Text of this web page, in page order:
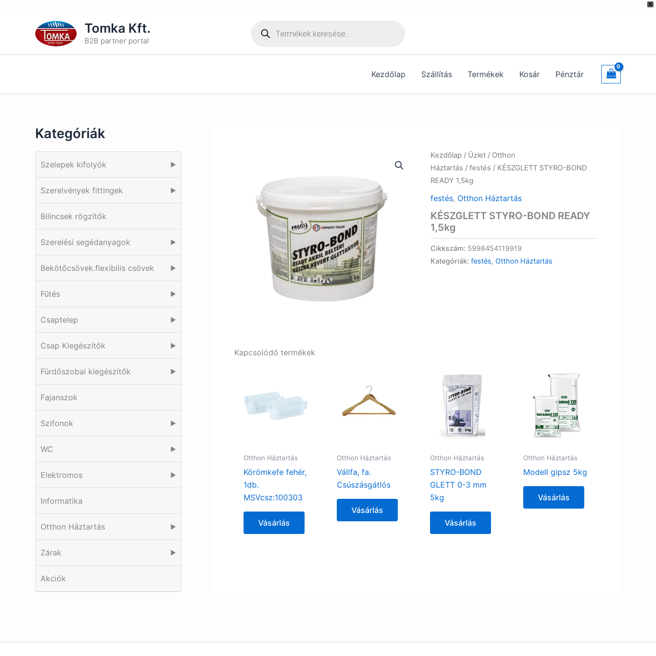
X
Tomka Kft.
B2B partner portal
search
Kezdőlap Szállítás Termékek Kosár Pénztár
Kategóriák
Szelepek kifolyók ▶
Szerelvények fittingek ▶
Bilincsek rögzítők
Szerelési segédanyagok ▶
Bekötőcsövek.flexibilis csövek ▶
Fűtés ▶
Csaptelep ▶
Csap Kiegészítők ▶
Fürdőszobai kiegészítők ▶
Fajanszok
Szifonok ▶
WC ▶
Elektromos ▶
Informatika
Otthon Háztartás ▶
Zárak ▶
Akciók
Kezdőlap / Üzlet/ Otthon
Háztartás / festés / KÉSZGLETT STYRO-BOND
READY 1,5kg
festés, Otthon Háztartás
KÉSZGLETT STYRO-BOND READY
1,5kg
Cikkszám: 5998454119919
Kategóriák: festés, Otthon Háztartás
Kapcsolódó termékek
Otthon Háztartás
Körömkefe fehér,
1db.
MSVcsz:100303
Vásárlás
Otthon Háztartás
Vállfa, fa.
Csúszásgátlós
Vásárlás
Otthon Háztartás
STYRO-BOND
GLETT 0-3 mm
5kg
Vásárlás
Otthon Háztartás
Modell gipsz 5kg
Vásárlás